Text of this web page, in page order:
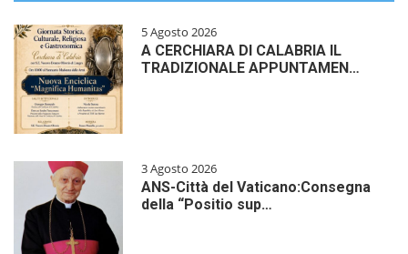
5 Agosto 2026
A CERCHIARA DI CALABRIA IL
TRADIZIONALE APPUNTAMEN…
3 Agosto 2026
ANS-Città del Vaticano:Consegna
della “Positio sup…